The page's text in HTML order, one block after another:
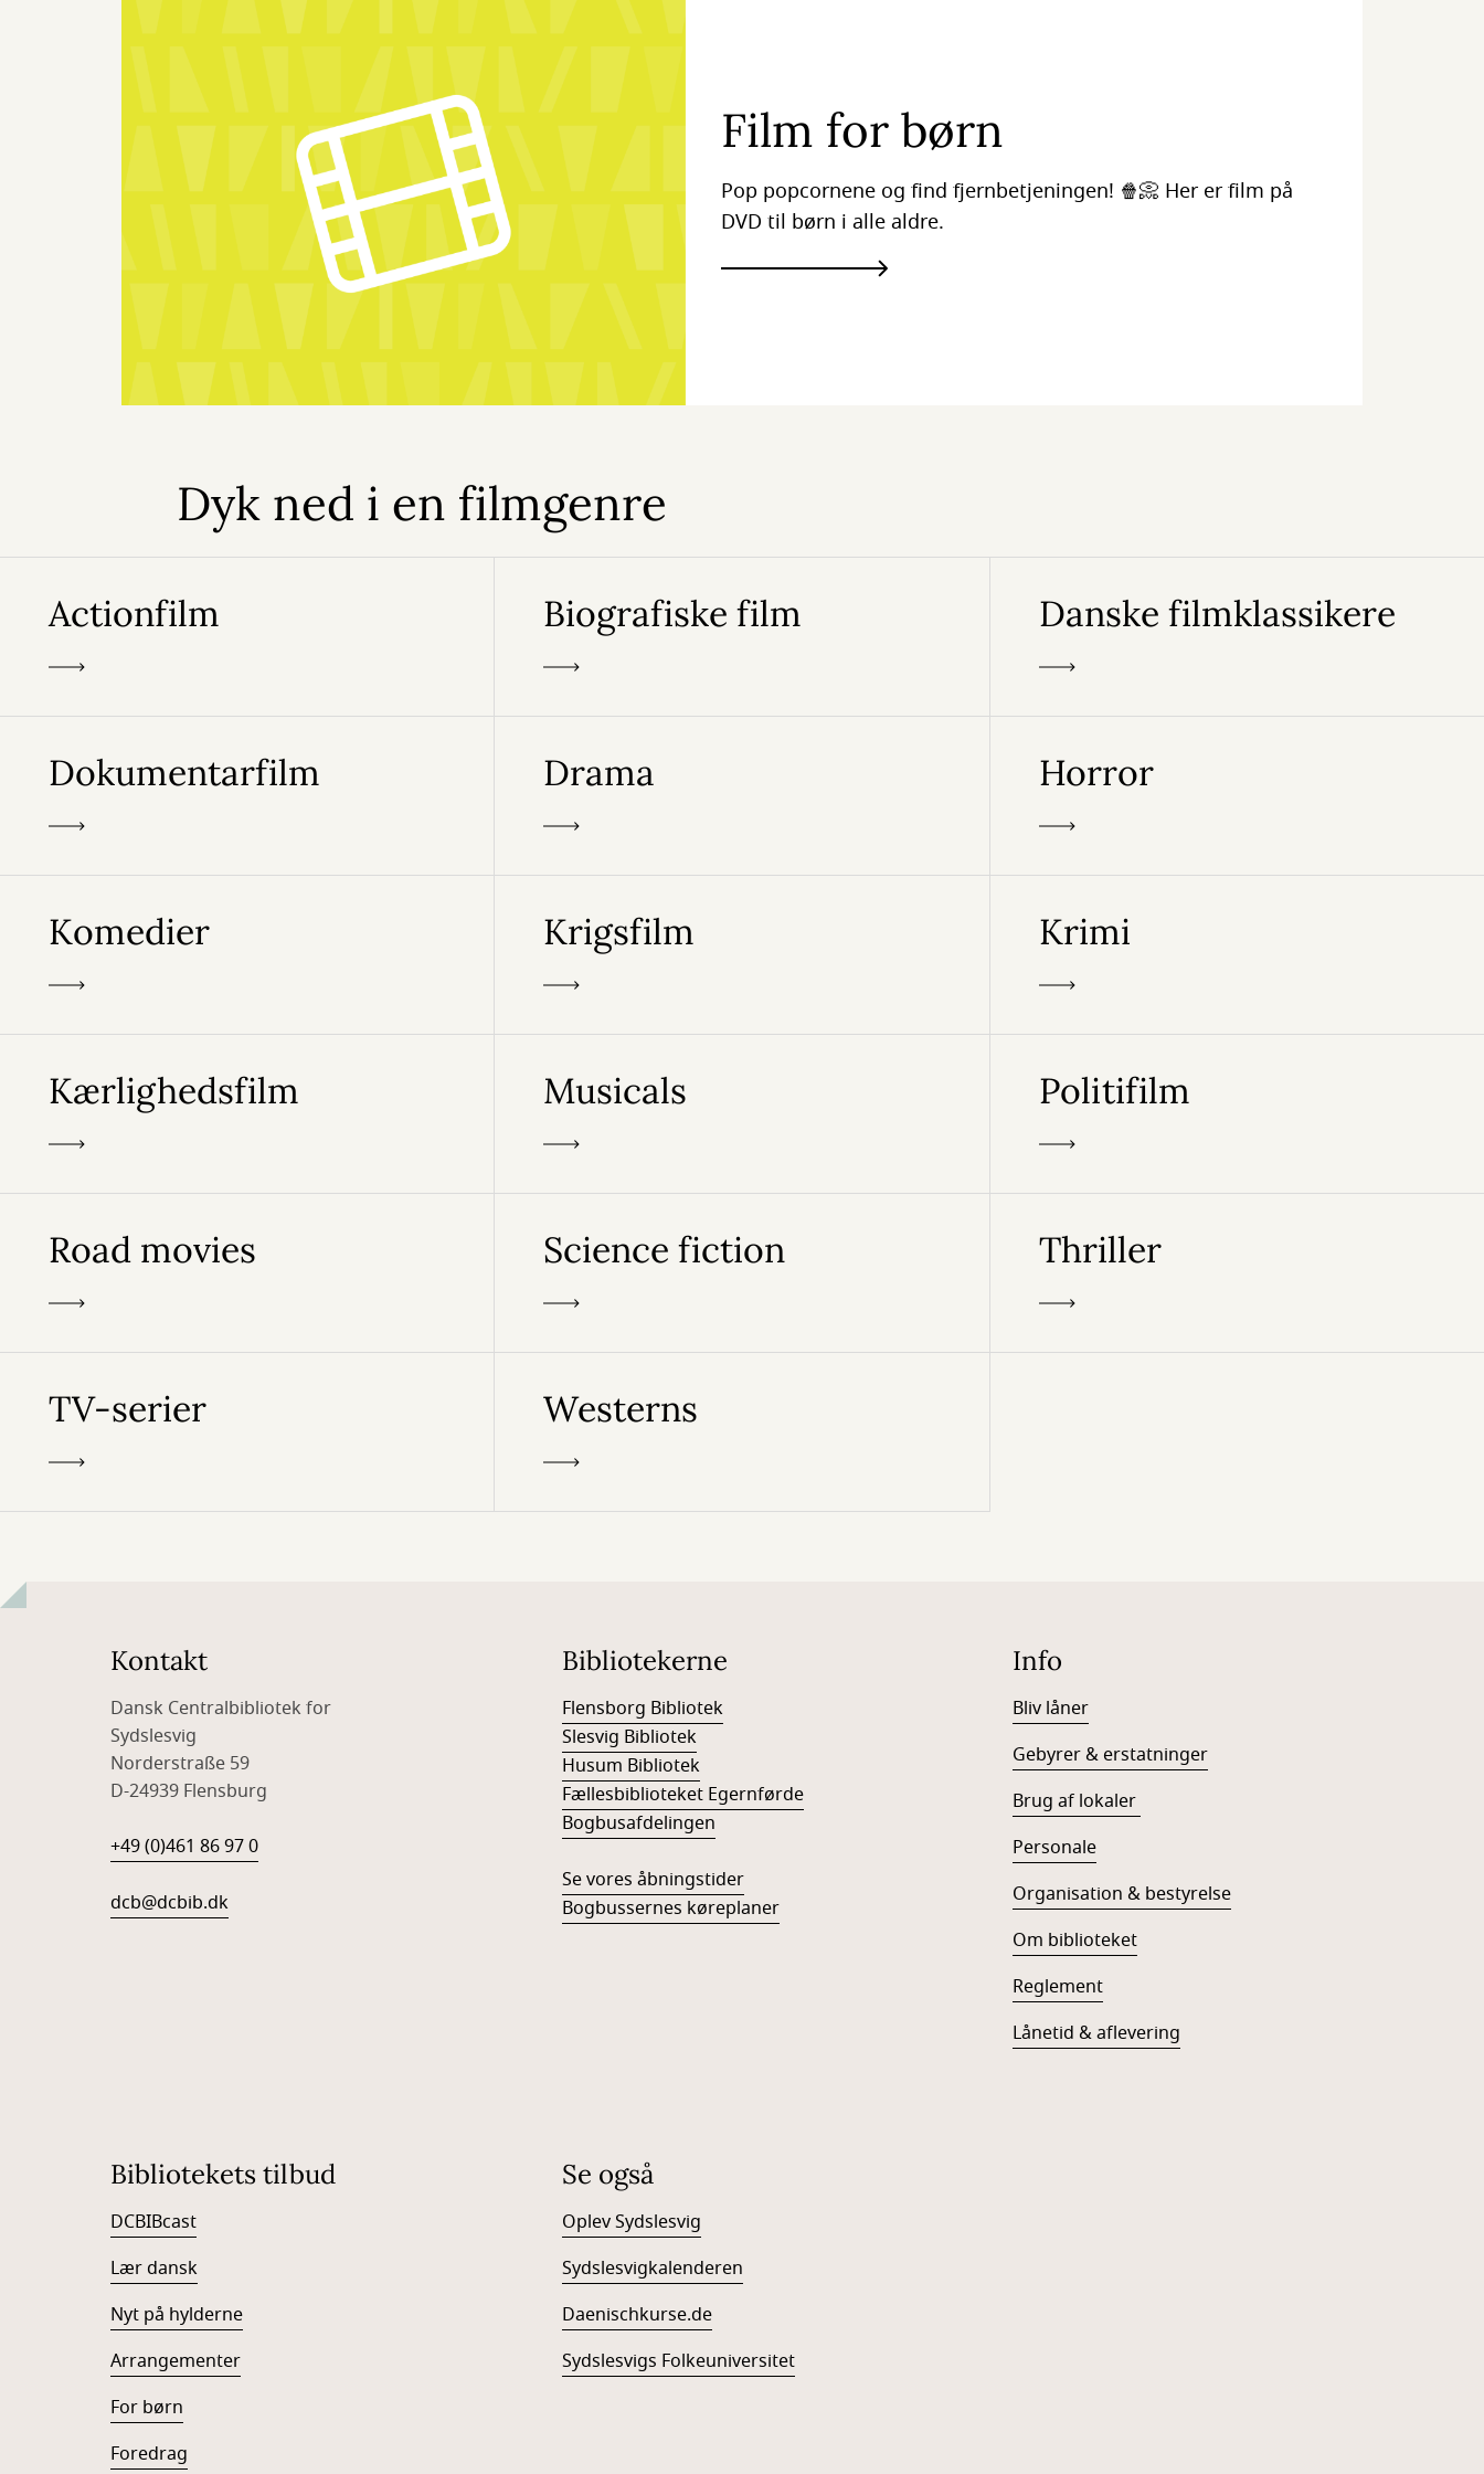
Film for børn
Pop popcornene og find fjernbetjeningen! 🍿📀 Her er film på
DVD til børn i alle aldre.
Dyk ned i en filmgenre
Actionfilm Biografiske film Danske filmklassikere
Dokumentarfilm Drama Horror
Komedier Krigsfilm Krimi
Kærlighedsfilm Musicals Politifilm
Road movies Science fiction Thriller
TV-serier Westerns
Kontakt
Dansk Centralbibliotek for
Sydslesvig
Norderstraße 59
D-24939 Flensburg
+49 (0)461 86 97 0
dcb@dcbib.dk
Bibliotekerne
Flensborg Bibliotek
Slesvig Bibliotek
Husum Bibliotek
Fællesbiblioteket Egernførde
Bogbusafdelingen
Se vores åbningstider
Bogbussernes køreplaner
Info
Bliv låner
Gebyrer & erstatninger
Brug af lokaler
Personale
Organisation & bestyrelse
Om biblioteket
Reglement
Lånetid & aflevering
Bibliotekets tilbud
DCBIBcast
Lær dansk
Nyt på hylderne
Arrangementer
For børn
Foredrag
Se også
Oplev Sydslesvig
Sydslesvigkalenderen
Daenischkurse.de
Sydslesvigs Folkeuniversitet